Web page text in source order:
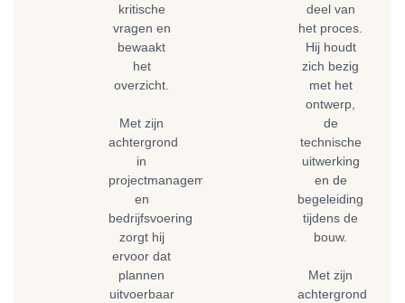
kritische
vragen en
bewaakt
het
overzicht.
Met zijn
achtergrond
in
projectmanagement
en
bedrijfsvoering
zorgt hij
ervoor dat
plannen
uitvoerbaar
deel van
het proces.
Hij houdt
zich bezig
met het
ontwerp,
de
technische
uitwerking
en de
begeleiding
tijdens de
bouw.
Met zijn
achtergrond